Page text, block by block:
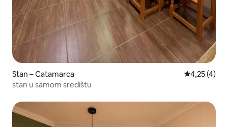
Stan – Catamarca Prosječna
4,25 (4)
stan u samom središtu